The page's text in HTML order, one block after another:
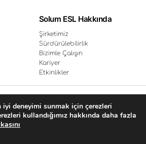
Solum ESL Hakkında
Şirketimiz
Sürdürülebilirlik
Bizimle Çalışın
Kariyer
Etkinlikler
Planlayın
iyi deneyimi sunmak için çerezleri
kullandığımız hakkında daha fazla